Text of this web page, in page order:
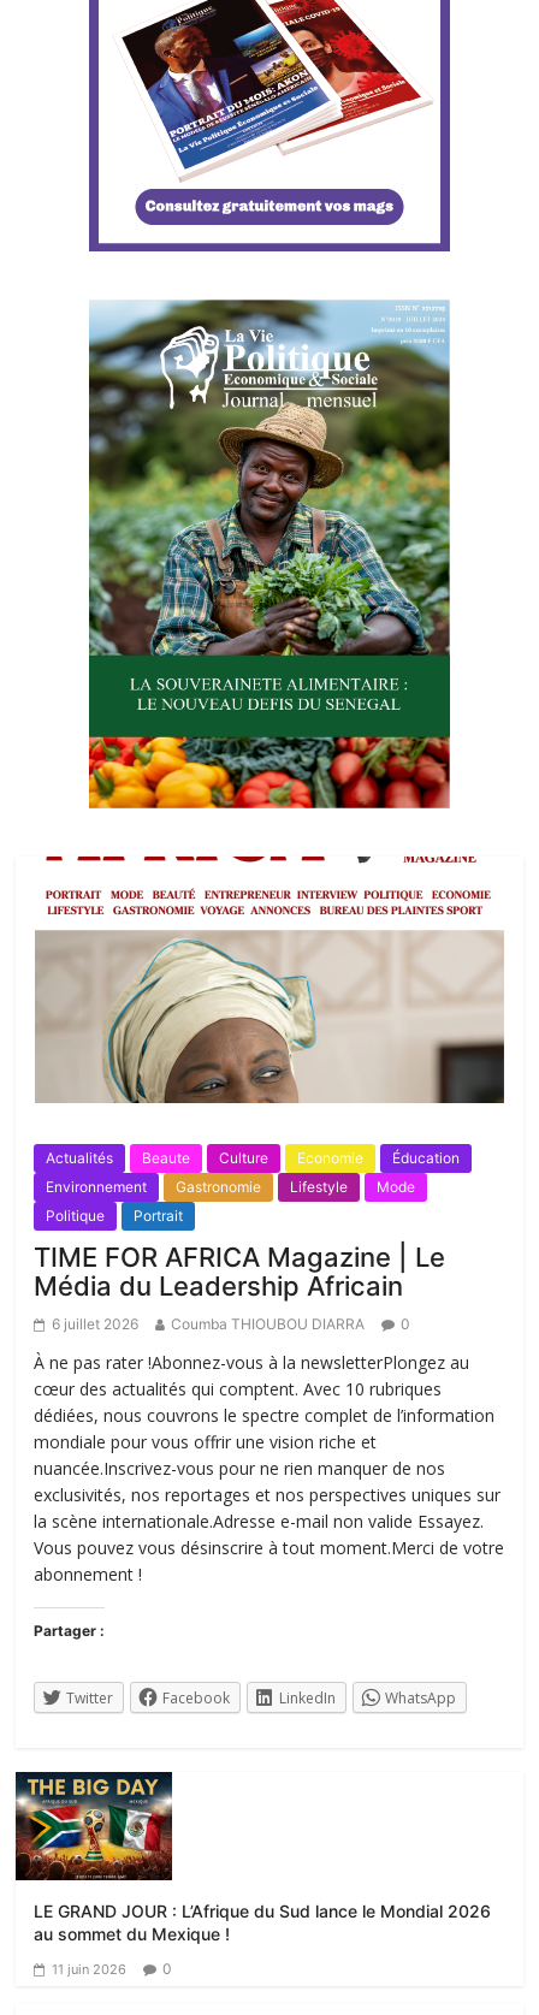
Actualités Beaute Culture Economie
Éducation
Environnement
Gastronomie Lifestyle
Mode
Politique
Portrait
TIME FOR AFRICA Magazine | Le
Média du Leadership Africain
6 juillet 2026 Coumba THIOUBOU DIARRA 0
À ne pas rater !Abonnez-vous à la newsletterPlongez au
cœur des actualités qui comptent. Avec 10 rubriques
dédiées, nous couvrons le spectre complet de l’information
mondiale pour vous offrir une vision riche et
nuancée.Inscrivez-vous pour ne rien manquer de nos
exclusivités, nos reportages et nos perspectives uniques sur
la scène internationale.Adresse e-mail non valide Essayez.
Vous pouvez vous désinscrire à tout moment.Merci de votre
abonnement !
Partager :
Twitter Facebook LinkedIn WhatsApp
LE GRAND JOUR : L’Afrique du Sud lance le Mondial 2026
au sommet du Mexique !
11 juin 2026 0